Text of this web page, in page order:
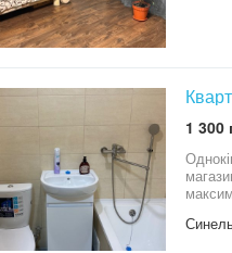
1 300
Однокімнатна